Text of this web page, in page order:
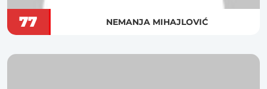
77 NEMANJA MIHAJLOVIĆ